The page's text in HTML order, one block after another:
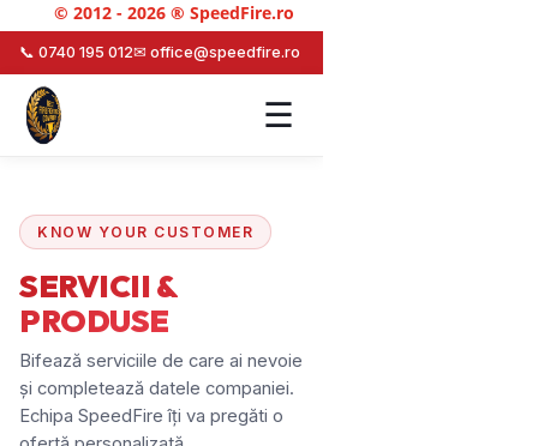
© 2012 - 2026 ® SpeedFire.ro